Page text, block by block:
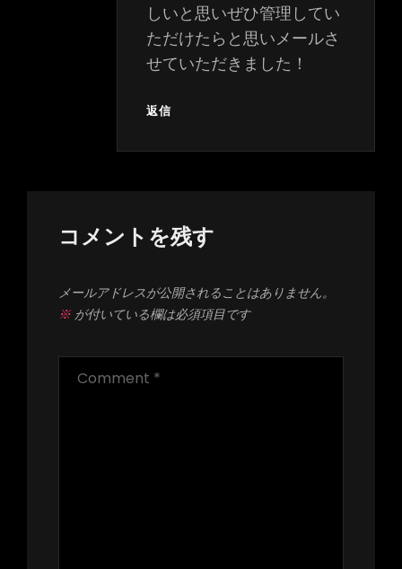
しいと思いぜひ管理してい
ただけたらと思いメールさ
せていただきました！
返信
コメントを残す
メールアドレスが公開されることはありません。
※が付いている欄は必須項目です